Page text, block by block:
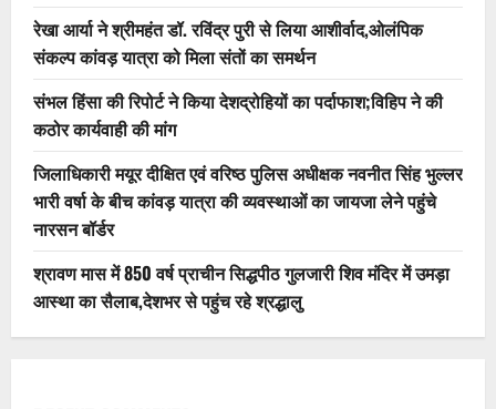
रेखा आर्या ने श्रीमहंत डॉ. रविंद्र पुरी से लिया आशीर्वाद,ओलंपिक
संकल्प कांवड़ यात्रा को मिला संतों का समर्थन
संभल हिंसा की रिपोर्ट ने किया देशद्रोहियों का पर्दाफाश;विहिप ने की
कठोर कार्यवाही की मांग
जिलाधिकारी मयूर दीक्षित एवं वरिष्ठ पुलिस अधीक्षक नवनीत सिंह भुल्लर
भारी वर्षा के बीच कांवड़ यात्रा की व्यवस्थाओं का जायजा लेने पहुंचे
नारसन बॉर्डर
श्रावण मास में 850 वर्ष प्राचीन सिद्धपीठ गुलजारी शिव मंदिर में उमड़ा
आस्था का सैलाब,देशभर से पहुंच रहे श्रद्धालु